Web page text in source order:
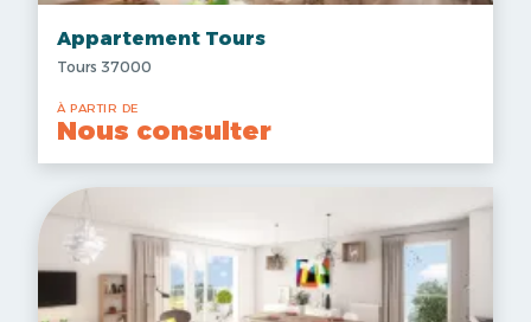
Appartement Tours
Tours 37000
À PARTIR DE
Nous consulter